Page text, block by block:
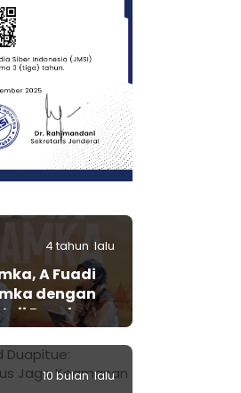
4 tahun lalu
A Fuadi
dengan
Rasul
10 bulan lalu